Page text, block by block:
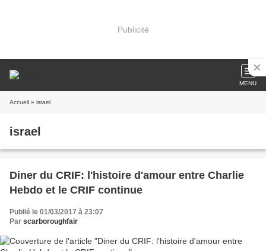
Publicité
MENU
Accueil » israel
israel
Diner du CRIF: l'histoire d'amour entre Charlie
Hebdo et le CRIF continue
Publié le 01/03/2017 à 23:07
Par scarboroughfair